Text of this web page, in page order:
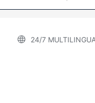
24/7